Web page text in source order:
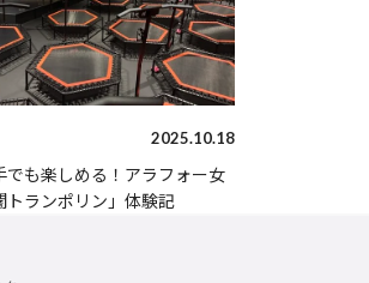
2025.10.18
でも楽しめる！アラフォー女
トランポリン」体験記